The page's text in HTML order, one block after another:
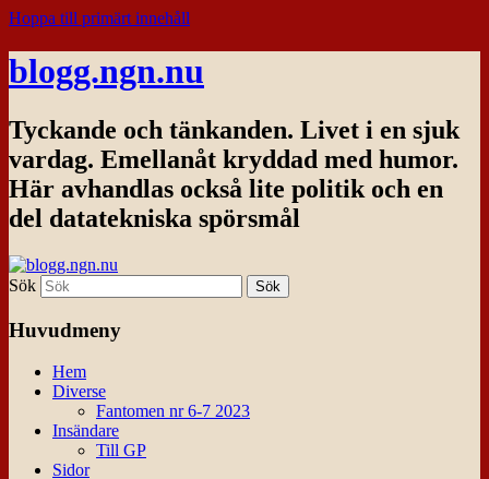
Hoppa till primärt innehåll
blogg.ngn.nu
Tyckande och tänkanden. Livet i en sjuk
vardag. Emellanåt kryddad med humor.
Här avhandlas också lite politik och en
del datatekniska spörsmål
Sök
Huvudmeny
Hem
Diverse
Fantomen nr 6-7 2023
Insändare
Till GP
Sidor